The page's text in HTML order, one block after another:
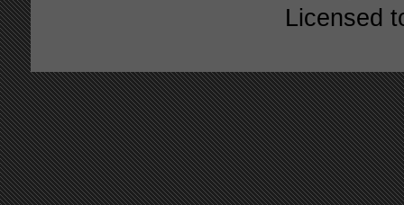
Licensed